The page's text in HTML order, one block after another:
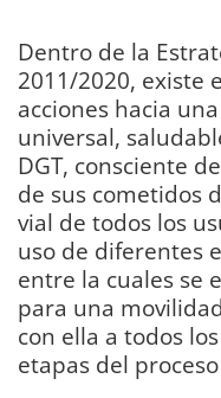
Dentro de la
2011/2020, existe
acciones hacia
universal,
DGT, consciente
de sus cometidos
vial de todos los
uso de diferentes
entre la cuales se
para una
con ella a todos
etapas del